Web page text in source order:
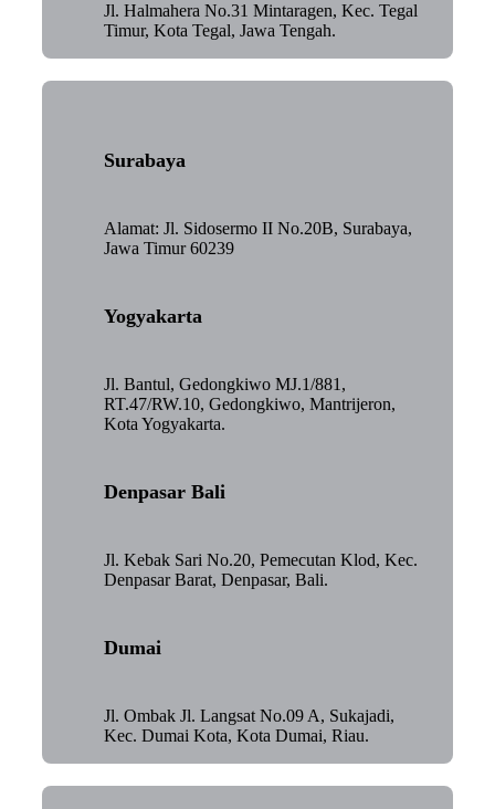
Jl. Halmahera No.31 Mintaragen, Kec. Tegal
Timur, Kota Tegal, Jawa Tengah.
Surabaya
Alamat: Jl. Sidosermo II No.20B, Surabaya,
Jawa Timur 60239
Yogyakarta
Jl. Bantul, Gedongkiwo MJ.1/881,
RT.47/RW.10, Gedongkiwo, Mantrijeron,
Kota Yogyakarta.
Denpasar Bali
Jl. Kebak Sari No.20, Pemecutan Klod, Kec.
Denpasar Barat, Denpasar, Bali.
Dumai
Jl. Ombak Jl. Langsat No.09 A, Sukajadi,
Kec. Dumai Kota, Kota Dumai, Riau.